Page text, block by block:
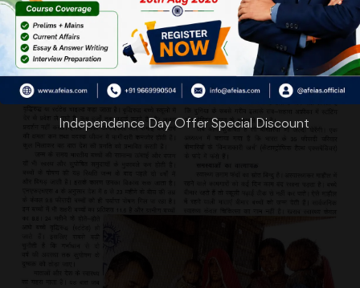
Independence Day Offer Special Discount